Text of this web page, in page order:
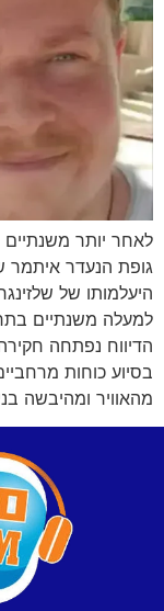
לאחר יותר
גופת הנעדר איתמר
למעלה משנתיים
הדיווח נפתחה
בסיוע כוחות
מהאוויר ומהיבשה